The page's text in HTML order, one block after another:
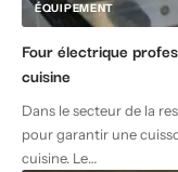
ÉQUIPEMENT
Four électrique
cuisine
Dans le secteur de la
pour garantir une
cuisine. Le…